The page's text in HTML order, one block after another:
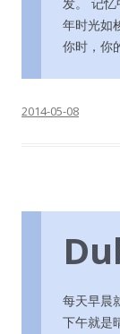
年时光如
你时，你
2014-05-08
每天早晨
下午就是